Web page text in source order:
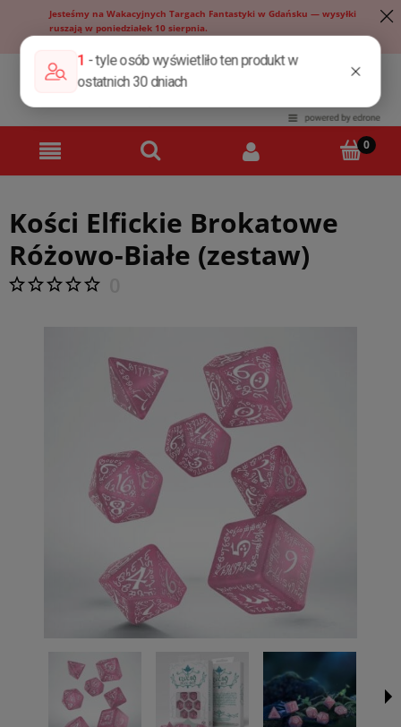
Jesteśmy na Wakacyjnych Targach Fantastyki w Gdańsku — wysyłki
ruszają w poniedziałek 10 sierpnia.
Kości Elfickie Brokatowe
Różowo-Białe (zestaw)